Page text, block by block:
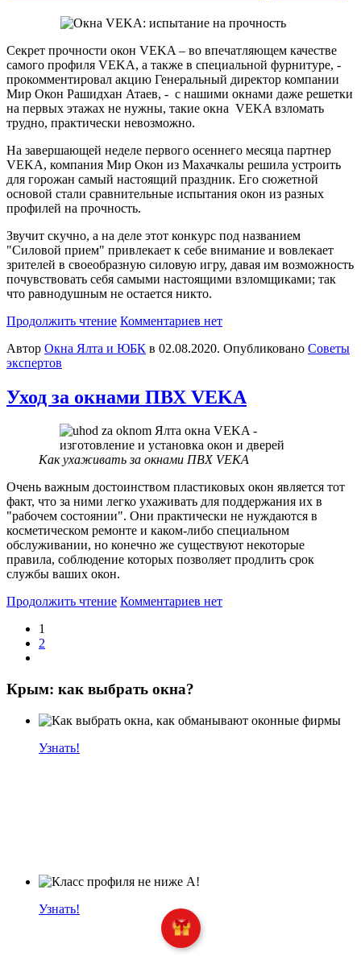
Секрет прочности окон VEKA – во впечатляющем качестве
самого профиля VEKA, а также в специальной фурнитуре, -
прокомментировал акцию Генеральный директор компании
Мир Окон Рашидхан Атаев, - с нашими окнами даже решетки
на первых этажах не нужны, такие окна VEKA взломать
трудно, практически невозможно.
На завершающей неделе первого осеннего месяца партнер
VEKA, компания Мир Окон из Махачкалы решила устроить
для горожан самый настоящий праздник. Его сюжетной
основой стали сравнительные испытания окон из разных
профилей на прочность.
Звучит скучно, а на деле этот конкурс под названием
"Силовой прием" привлекает к себе внимание и вовлекает
зрителей в своеобразную силовую игру, давая им возможность
почувствовать себя самыми настоящими взломщиками; так
что равнодушным не остается никто.
Продолжить чтение Комментариев нет
Автор Окна Ялта и ЮБК в 02.08.2020. Опубликовано Советы
экспертов
Уход за окнами ПВХ VEKA
Как ухаживать за окнами ПВХ VEKA
Очень важным достоинством пластиковых окон является тот
факт, что за ними легко ухаживать для поддержания их в
"рабочем состоянии". Они практически не нуждаются в
косметическом ремонте и каком-либо специальном
обслуживании, но конечно же существуют некоторые
правила, соблюдение которых позволяет продлить срок
службы ваших окон.
Продолжить чтение Комментариев нет
1
2
Крым: как выбрать окна?
Узнать!
Узнать!